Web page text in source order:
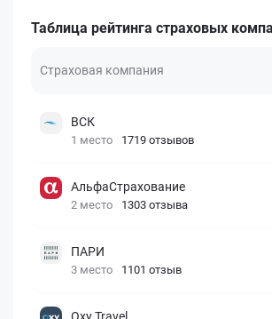
Таблица рейтинга страховых
Страховая компания
ВСК
1 место 1719 отзывов
АльфаСтрахование
2 место 1303 отзыва
ПАРИ
3 место 1101 отзыв
Oxy Travel